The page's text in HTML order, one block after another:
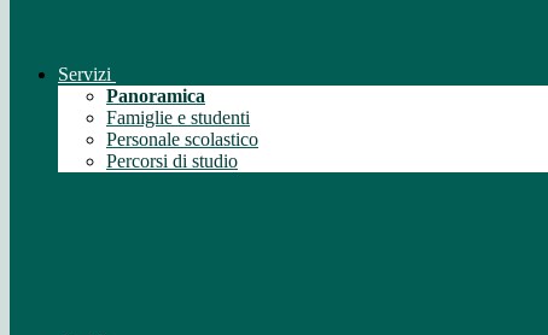
Servizi
Panoramica
Famiglie e studenti
Personale scolastico
Percorsi di studio